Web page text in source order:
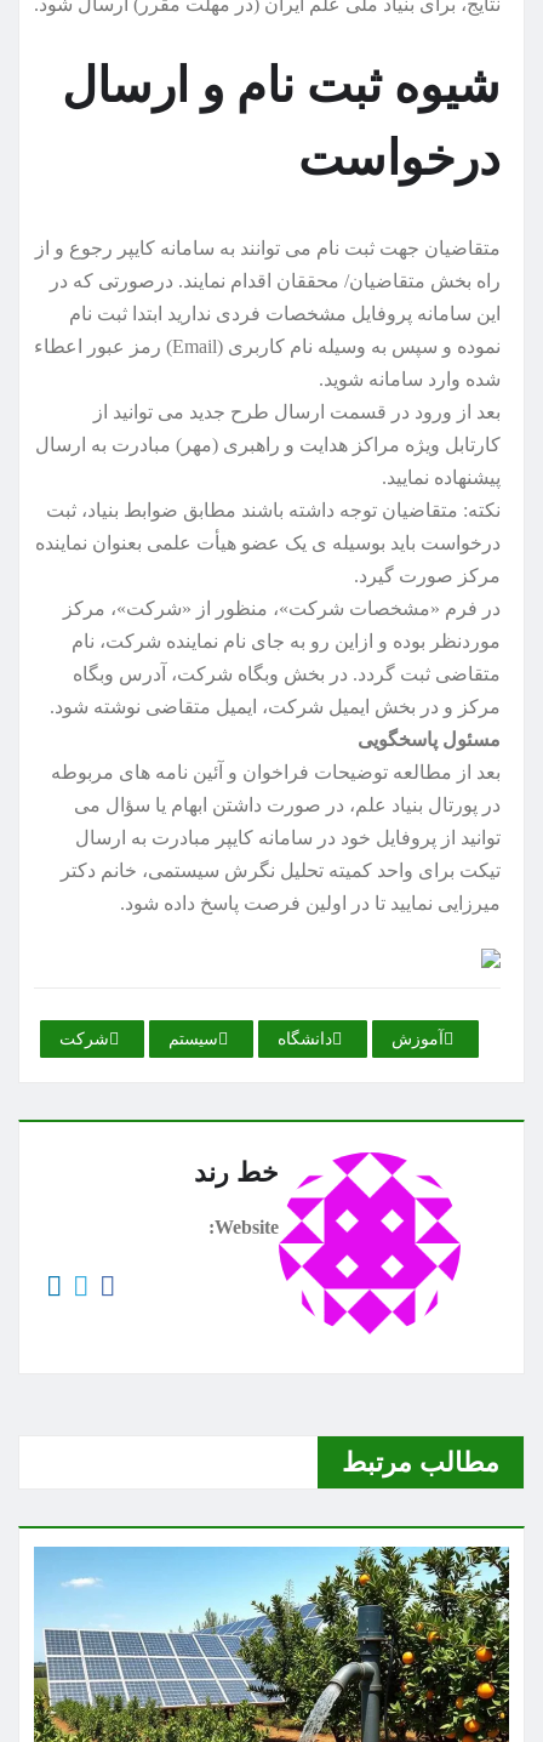
نتایج، برای بنیاد ملی علم ایران (در مهلت مقرر) ارسال شود.
شیوه ثبت نام و ارسال
درخواست
متقاضیان جهت ثبت نام می توانند به سامانه کایپر رجوع و از
راه بخش متقاضیان/ محققان اقدام نمایند. درصورتی که در
این سامانه پروفایل مشخصات فردی ندارید ابتدا ثبت نام
نموده و سپس به وسیله نام کاربری (Email) رمز عبور اعطاء
شده وارد سامانه شوید.
بعد از ورود در قسمت ارسال طرح جدید می توانید از
کارتابل ویژه مراکز هدایت و راهبری (مهر) مبادرت به ارسال
پیشنهاده نمایید.
نکته: متقاضیان توجه داشته باشند مطابق ضوابط بنیاد، ثبت
درخواست باید بوسیله ی یک عضو هیأت علمی بعنوان نماینده
مرکز صورت گیرد.
در فرم «مشخصات شرکت»، منظور از «شرکت»، مرکز
موردنظر بوده و ازاین رو به جای نام نماینده شرکت، نام
متقاضی ثبت گردد. در بخش وبگاه شرکت، آدرس وبگاه
مرکز و در بخش ایمیل شرکت، ایمیل متقاضی نوشته شود.
مسئول پاسخگویی
بعد از مطالعه توضیحات فراخوان و آئین نامه های مربوطه
در پورتال بنیاد علم، در صورت داشتن ابهام یا سؤال می
توانید از پروفایل خود در سامانه کایپر مبادرت به ارسال
تیکت برای واحد کمیته تحلیل نگرش سیستمی، خانم دکتر
میرزایی نمایید تا در اولین فرصت پاسخ داده شود.
آموزش دانشگاه سیستم شركت
خط رند
Website:
مطالب مرتبط